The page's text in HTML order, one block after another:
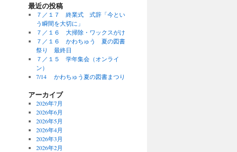
最近の投稿
７／１７ 終業式 式辞「今とい
う瞬間を大切に」
７／１６ 大掃除・ワックスがけ
７／１６ かわちゅう 夏の図書
祭り 最終日
７／１５ 学年集会（オンライ
ン）
7/14 かわちゅう夏の図書まつり
アーカイブ
2026年7月
2026年6月
2026年5月
2026年4月
2026年3月
2026年2月